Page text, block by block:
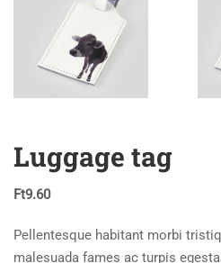
Luggage tag
Ft9.60
Pellentesque habitant morbi
malesuada fames ac turpis